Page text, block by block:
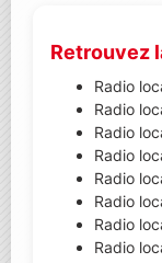
Retrouvez
Radio
Radio
Radio
Radio
Radio
Radio
Radio
Radio